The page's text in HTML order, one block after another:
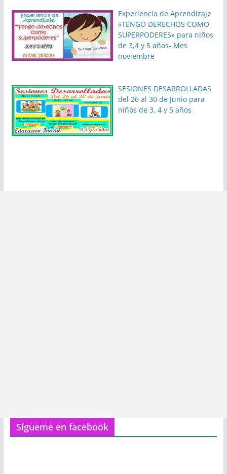
Experiencia de Aprendizaje
«TENGO DERECHOS COMO
SUPERPODERES» para niños
de 3,4 y 5 años- Mes
noviembre
SESIONES DESARROLLADAS
del 26 al 30 de Junio para
niños de 3, 4 y 5 años
Sígueme en facebook